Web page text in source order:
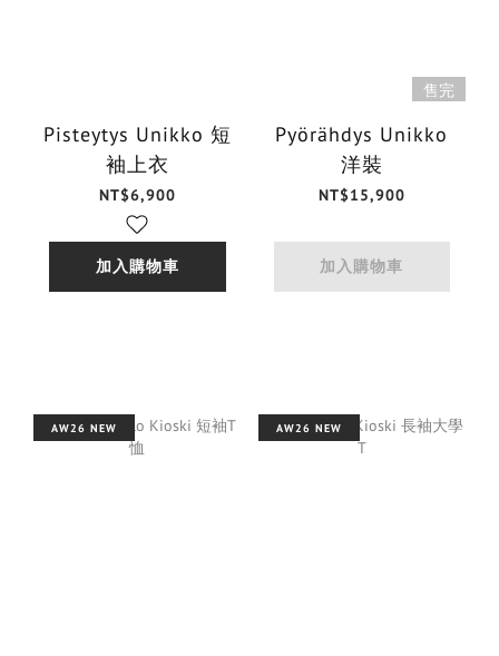
Pisteytys Unikko 短
袖上衣
NT$6,900
加入購物車
售完
Pyörähdys Unikko
洋裝
NT$15,900
加入購物車
AW26 NEW AW26 NEW